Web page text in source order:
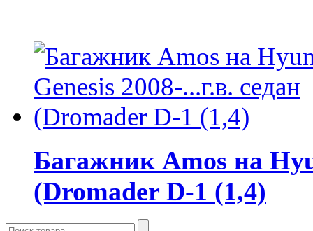
Багажник Amos на
(Dromader D-1 (1,4)